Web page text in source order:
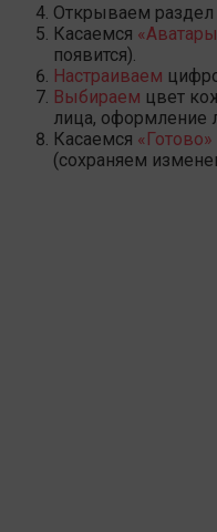
Открываем раздел
Касаемся
появится).
Настраиваем
Выбираем цвет
лица, оформление
Касаемся «Готово»
(сохраняем